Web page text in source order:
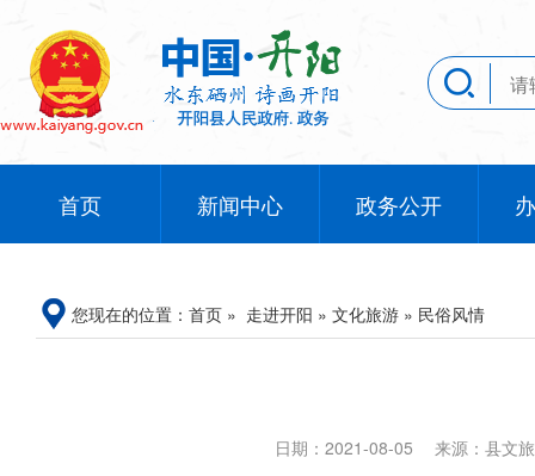
首页 新闻中心 政务公开
您现在的位置： 首页 » 走进开阳 » 文化旅游 » 民俗风情
日期：2021-08-05 来源：县